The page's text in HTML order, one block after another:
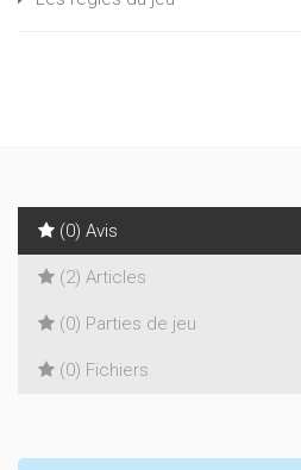
(0) Avis
(2) Articles
(0) Parties de jeu
(0) Fichiers